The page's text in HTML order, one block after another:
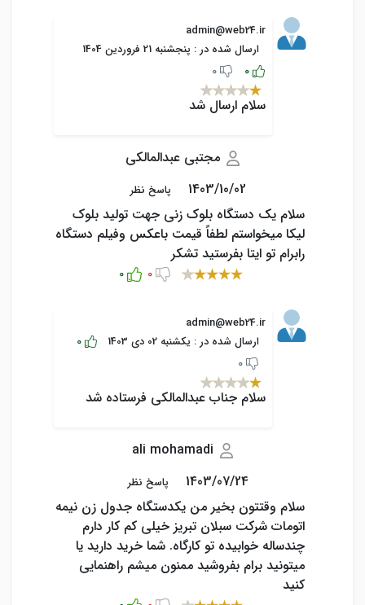
admin@web24.ir
ارسال شده در : پنجشنبه 21 فروردین 1404
0
0
سلام ارسال شد
مجتبی عبدالمالکی
1403/10/02
پاسخ نظر
سلام یک دستگاه بلوک زنی جهت تولید بلوک
لیکا میخواستم لطفاً قیمت باعکس وفیلم دستگاه
رابرام تو ایتا بفرستید تشکر
0
0
admin@web24.ir
ارسال شده در : یکشنبه 02 دی 1403
0
0
سلام جناب عبدالمالکی فرستاده شد
ali mohamadi
1403/07/24
پاسخ نظر
سلام وقتتون بخیر من یکدستگاه جدول زن نیمه
اتومات شرکت سبلان تبریز خیلی کم کار دارم
چندساله خوابیده تو کارگاه. شما خرید دارید یا
میتونید برام بفروشید ممنون میشم راهنمایی
کنید